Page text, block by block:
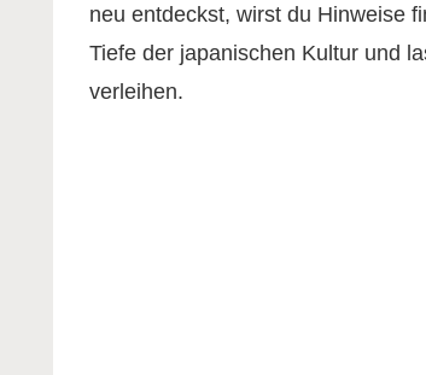
neu entdeckst, wirst du Hinweise
Tiefe der japanischen Kultur und
verleihen.